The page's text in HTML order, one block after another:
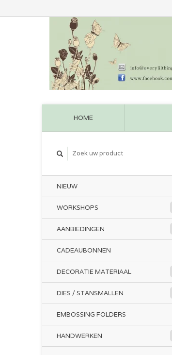
HOME
NIEUW
WORKSHOPS
AANBIEDINGEN
CADEAUBONNEN
DECORATIE MATERIAAL
DIES / STANSMALLEN
EMBOSSING FOLDERS
HANDWERKEN